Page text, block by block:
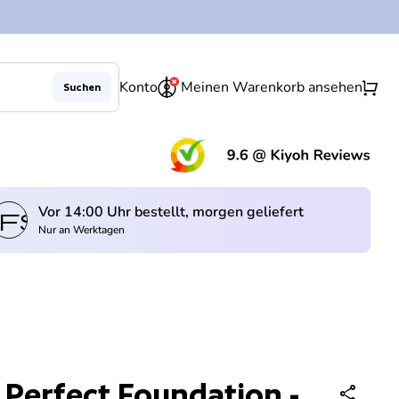
Suchen Konto Meinen Warenkorb ansehenshopping_cart
Vor 14:00 Uhr bestellt, morgen geliefert
Nur an Werktagen
share